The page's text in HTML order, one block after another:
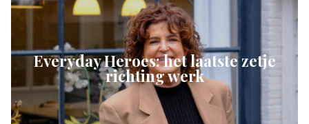
Everyday Heroes: het laatste zetje
richting werk